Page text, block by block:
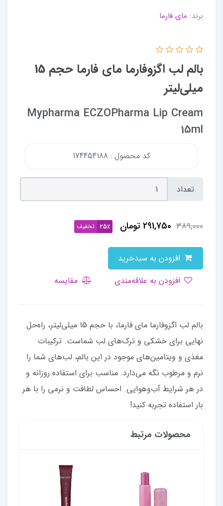
برند: مای فارما
بالم لب اگزوفارما مای فارما حجم 15
میلی‌لیتر
Mypharma ECZOPharma Lip Cream
15ml
کد محصول : 174454188
تعداد
389,000
291,750تومان 25٪ تخفیف
مقایسه
بالم لب اگزوفارما مای فارما، با حجم 15 میلی‌لیتر، راه‌حل
نهایی برای خشکی و ترک‌های لب شماست. ترکیبات
مغذی و ویتامین‌های موجود در این بالم، لب‌های شما را
نرم و مرطوب نگه می‌دارد. مناسب برای استفاده روزانه و
در هر شرایط آب‌وهوایی. احساس لطافت و نرمی را با هر
بار استفاده تجربه کنید!
محصولات مرتبط